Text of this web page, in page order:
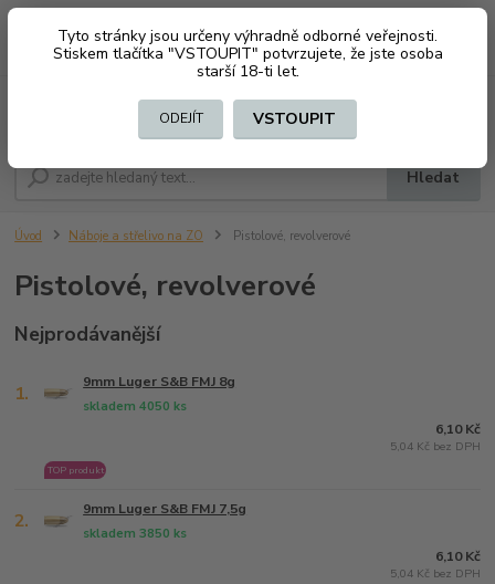
Tyto stránky jsou určeny výhradně odborné veřejnosti.
Stiskem tlačítka "VSTOUPIT" potvrzujete, že jste osoba
starší 18-ti let.
ODEJÍT VSTOUPIT
CZK
Hledat
+420 603794370 za0 Kč
Úvod Náboje a střelivo na ZO Pistolové, revolverové
Pistolové, revolverové
Nejprodávanější
1. 9mm Luger S&B FMJ 8g
skladem 4050 ks
TOP produkt
6,10 Kč
5,04 Kč bez DPH
2. 9mm Luger S&B FMJ 7,5g
skladem 3850 ks
6,10 Kč
5,04 Kč bez DPH